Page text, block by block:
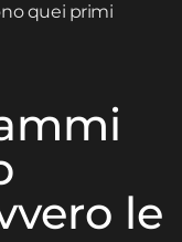
quei primi
le